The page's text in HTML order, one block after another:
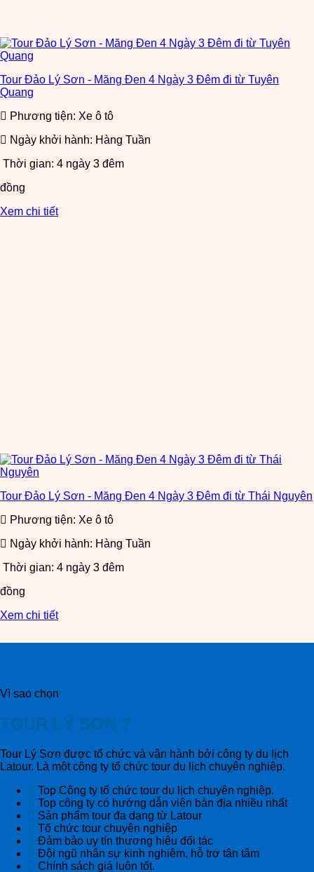
Tour Đảo Lý Sơn - Măng Đen 4 Ngày 3 Đêm đi từ Tuyên
Quang
Phương tiện: Xe ô tô
Ngày khởi hành: Hàng Tuần
Thời gian: 4 ngày 3 đêm
đồng
Xem chi tiết
Tour Đảo Lý Sơn - Măng Đen 4 Ngày 3 Đêm đi từ Thái Nguyên
Phương tiện: Xe ô tô
Ngày khởi hành: Hàng Tuần
Thời gian: 4 ngày 3 đêm
đồng
Xem chi tiết
Vì sao chọn
TOUR LÝ SƠN ?
Tour Lý Sơn được tổ chức và vận hành bởi công ty du lịch
Latour. Là một công ty tổ chức tour du lịch chuyên nghiệp.
Top Công ty tổ chức tour du lịch chuyên nghiệp.
Top công ty có hướng dẫn viên bản địa nhiều nhất
Sản phẩm tour đa dạng từ Latour
Tổ chức tour chuyên nghiệp
Đảm bảo uy tín thương hiệu đối tác
Đội ngũ nhân sự kinh nghiệm, hỗ trợ tận tâm
Chính sách giá luôn tốt.